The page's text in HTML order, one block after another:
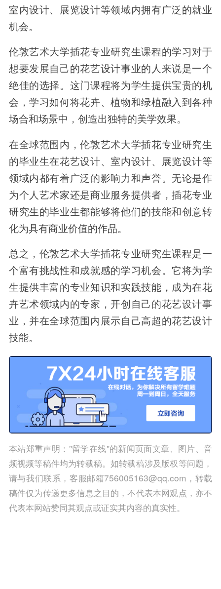
室内设计、展览设计等领域内拥有广泛的就业
机会。
伦敦艺术大学插花专业研究生课程的学习对于
想要发展自己的花艺设计事业的人来说是一个
绝佳的选择。这门课程将为学生提供宝贵的机
会，学习如何将花卉、植物和绿植融入到各种
场合和场景中，创造出独特的美学效果。
在全球范围内，伦敦艺术大学插花专业研究生
的毕业生在花艺设计、室内设计、展览设计等
领域内都有着广泛的影响力和声誉。无论是作
为个人艺术家还是商业服务提供者，插花专业
研究生的毕业生都能够将他们的技能和创意转
化为具有商业价值的作品。
总之，伦敦艺术大学插花专业研究生课程是一
个富有挑战性和成就感的学习机会。它将为学
生提供丰富的专业知识和实践技能，成为在花
卉艺术领域内的专家，开创自己的花艺设计事
业，并在全球范围内展示自己高超的花艺设计
技能。
本站郑重声明："留学在线"的新闻页面文章、图片、音
频视频等稿件均为转载稿。如转载稿涉及版权等问题，
请与我们联系，客服邮箱756005163@qq.com，转载
稿件仅为传递更多信息之目的，不代表本网观点，亦不
代表本网站赞同其观点或证实其内容的真实性。